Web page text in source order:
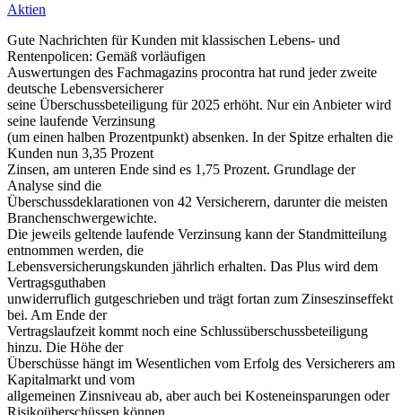
Aktien
Gute Nachrichten für Kunden mit klassischen Lebens- und
Rentenpolicen: Gemäß vorläufigen
Auswertungen des Fachmagazins procontra hat rund jeder zweite
deutsche Lebensversicherer
seine Überschussbeteiligung für 2025 erhöht. Nur ein Anbieter wird
seine laufende Verzinsung
(um einen halben Prozentpunkt) absenken. In der Spitze erhalten die
Kunden nun 3,35 Prozent
Zinsen, am unteren Ende sind es 1,75 Prozent. Grundlage der
Analyse sind die
Überschussdeklarationen von 42 Versicherern, darunter die meisten
Branchenschwergewichte.
Die jeweils geltende laufende Verzinsung kann der Standmitteilung
entnommen werden, die
Lebensversicherungskunden jährlich erhalten. Das Plus wird dem
Vertragsguthaben
unwiderruflich gutgeschrieben und trägt fortan zum Zinseszinseffekt
bei. Am Ende der
Vertragslaufzeit kommt noch eine Schlussüberschussbeteiligung
hinzu. Die Höhe der
Überschüsse hängt im Wesentlichen vom Erfolg des Versicherers am
Kapitalmarkt und vom
allgemeinen Zinsniveau ab, aber auch bei Kosteneinsparungen oder
Risikoüberschüssen können